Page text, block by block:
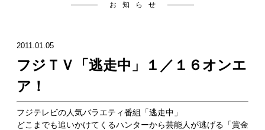
お知らせ
2011.01.05
フジＴＶ「逃走中」１／１６オンエ
ア！
フジテレビの人気バラエティ番組「逃走中」
どこまでも追いかけてくるハンターから芸能人が逃げる「賞金